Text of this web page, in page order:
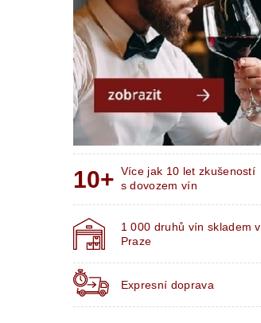
Více jak 10 let zkušeností
s dovozem vín
1 000 druhů vín skladem v
Praze
Expresní doprava